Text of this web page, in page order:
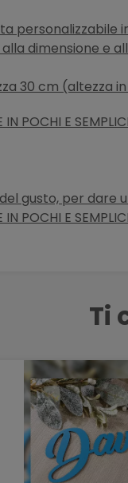
personalizzabile
dimensione e
30 cm (altezza
POCHI E
gusto, per dare
POCHI E
Ti